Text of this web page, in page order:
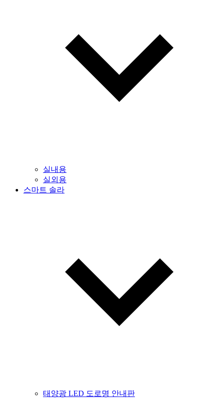
실내용
실외용
스마트 솔라
태양광 LED 도로명 안내판